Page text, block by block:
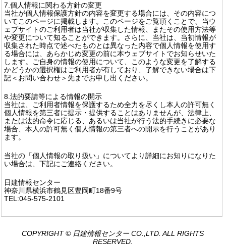
7.個人情報に関わる方針の変更
当社が個人情報保護方針の内容を変更する場合には、その内容につ
いてこのページに掲載します。このページをご覧頂くことで、当ウ
ェブサイトのご利用者は当社が収集した情報、またその使用方法等
や変更について知ることができます。さらに、当社は、当初情報が
収集された時点で述べたものとは異なった内容で個人情報を使用す
る場合には、あらかじめ変更の前に本ウェブサイトでお知らせいた
します。ご自身の情報の使用について、このような変更を了解する
かどうかの選択権はご利用者が有しており、了解できない場合は下
記＜お問い合わせ＞先までお申し出ください。
8.法的要請等による情報の開示
当社は、ご利用者情報を保護するため全力を尽くし本人の許可無く
個人情報を第三者に提示・提供することはありませんが、法律上、
または法的命令に応じる、あるいは当社が行う法的手続きに必要な
場合、本人の許可無く個人情報の第三者への開示を行うことがあり
ます。
当社の「個人情報の取り扱い」についてより詳細にお知りになりた
い場合は、下記にご連絡ください。
日建情報センター
神奈川県横浜市鶴見区豊岡町18番9号
TEL:045-575-2101
COPYRIGHT © 日建情報センター CO.,LTD. ALL RIGHTS
RESERVED.